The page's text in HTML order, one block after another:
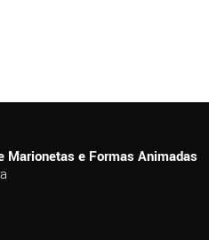
Marionetas e Formas Animadas